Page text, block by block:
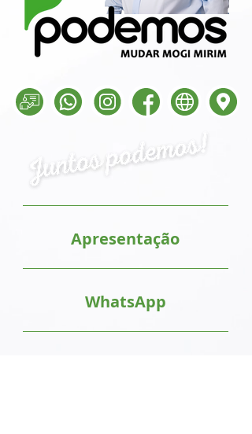
Apresentação
WhatsApp